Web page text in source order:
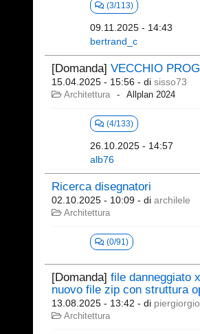
(3/113)
09.11.2025 - 14:43
bertrand_c
[Domanda] VECCHIO
15.04.2025 - 15:56 - di sisso73
Architettura Allplan 2024
(4/133)
26.10.2025 - 14:57
alb76
Ricerca disegnatori
02.10.2025 - 10:09 - di archilele
Architettura
(0/91)
[Domanda] file danneggiato
nuovo file zip con struttura
13.08.2025 - 13:42 - di
Architettura